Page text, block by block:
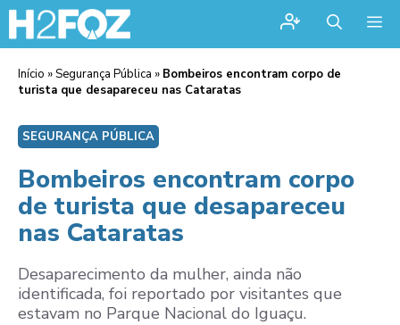
Início »Segurança Pública » Bombeiros encontram corpo de
turista que desapareceu nas Cataratas
SEGURANÇA PÚBLICA
Bombeiros encontram corpo
de turista que desapareceu
nas Cataratas
Desaparecimento da mulher, ainda não
identificada, foi reportado por visitantes que
estavam no Parque Nacional do Iguaçu.